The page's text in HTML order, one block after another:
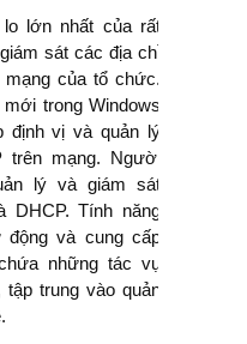
lớn nhất của rất
sát các địa chỉ
của tổ chức.
trong Windows
định vị và quản lý
trên mạng. Người
lý và giám sát
DHCP. Tính năng
và cung cấp
những tác vụ
trung vào quản